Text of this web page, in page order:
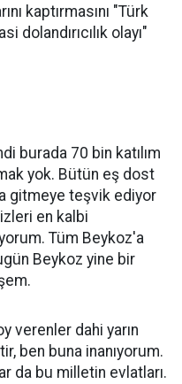
kaptırmasını "Türk
dolandırıcılık olayı"
burada 70 bin katılım
yok. Bütün eş dost
gitmeye teşvik ediyor
en kalbi
Tüm Beykoz'a
Beykoz yine bir
verenler dahi yarın
ben buna inanıyorum.
da bu milletin evlatları.